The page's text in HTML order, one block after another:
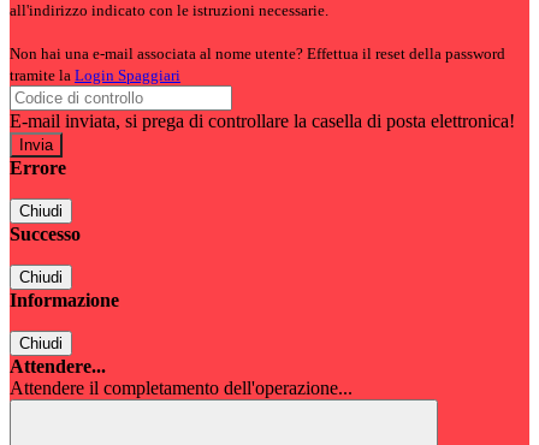
all'indirizzo indicato con le istruzioni necessarie.
Non hai una e-mail associata al nome utente? Effettua il reset della password
tramite la Login Spaggiari
E-mail inviata, si prega di controllare la casella di posta elettronica!
Errore
Chiudi
Successo
Chiudi
Informazione
Chiudi
Attendere...
Attendere il completamento dell'operazione...